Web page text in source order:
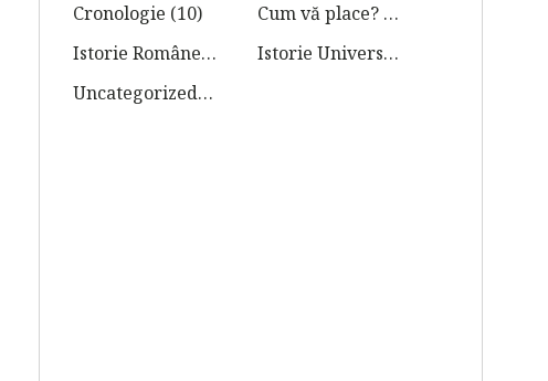
Cronologie (10) Cum vă place?
Istorie Românească
(129) Istorie Universală
Uncategorized
(7)